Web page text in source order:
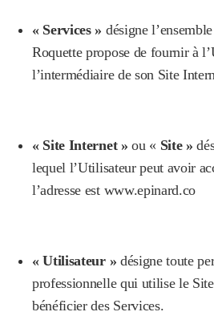
« Services » désigne
Roquette propose de fournir à
l’intermédiaire de son Site
« Site Internet » ou « Site »
lequel l’Utilisateur peut avoir
l’adresse est www.epinard.co
« Utilisateur » désigne toute
professionnelle qui utilise le
bénéficier des Services.